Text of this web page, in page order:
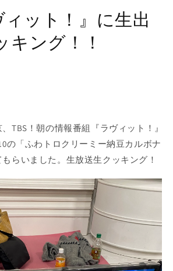
ィット！』に生出
キング！！
TBS！朝の情報番組『ラヴィット！』
の「ふわトロクリーミー納豆カルボナ
らいました。生放送生クッキング！